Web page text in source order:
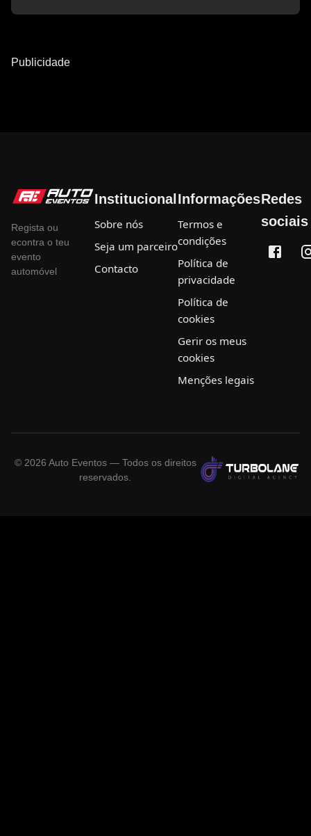
Publicidade
Regista ou
econtra o teu
evento
automóvel
Institucional
Sobre nós
Seja um parceiro
Contacto
Informações
Termos e
condições
Política de
privacidade
Política de
cookies
Gerir os meus
cookies
Menções legais
Redes
sociais
© 2026 Auto Eventos — Todos os direitos
reservados.